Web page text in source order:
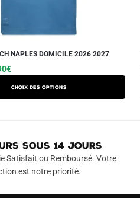
NAPLES DOMICILE 2026 2027
€Le
Choix des options
Ce
produit
a
Les
options
peuvent
SOUS 14 JOURS
Satisfait ou Remboursé. Votre
est notre priorité.